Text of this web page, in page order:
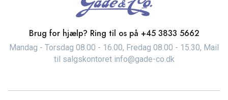
Brug for hjælp? Ring til os på +45 3833 5662
Mandag - Torsdag 08.00 - 16.00, Fredag 08.00 - 15.30, Mail
til salgskontoret info@gade-co.dk